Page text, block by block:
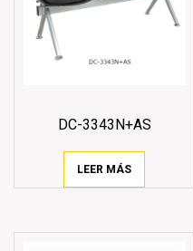
DC-3343N+AS
LEER MÁS